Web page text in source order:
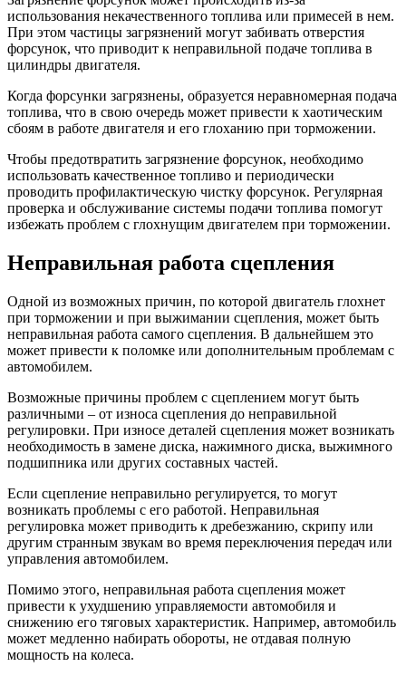
использования некачественного топлива или примесей в нем.
При этом частицы загрязнений могут забивать отверстия
форсунок, что приводит к неправильной подаче топлива в
цилиндры двигателя.
Когда форсунки загрязнены, образуется неравномерная подача
топлива, что в свою очередь может привести к хаотическим
сбоям в работе двигателя и его глоханию при торможении.
Чтобы предотвратить загрязнение форсунок, необходимо
использовать качественное топливо и периодически
проводить профилактическую чистку форсунок. Регулярная
проверка и обслуживание системы подачи топлива помогут
избежать проблем с глохнущим двигателем при торможении.
Неправильная работа сцепления
Одной из возможных причин, по которой двигатель глохнет
при торможении и при выжимании сцепления, может быть
неправильная работа самого сцепления. В дальнейшем это
может привести к поломке или дополнительным проблемам с
автомобилем.
Возможные причины проблем с сцеплением могут быть
различными – от износа сцепления до неправильной
регулировки. При износе деталей сцепления может возникать
необходимость в замене диска, нажимного диска, выжимного
подшипника или других составных частей.
Если сцепление неправильно регулируется, то могут
возникать проблемы с его работой. Неправильная
регулировка может приводить к дребезжанию, скрипу или
другим странным звукам во время переключения передач или
управления автомобилем.
Помимо этого, неправильная работа сцепления может
привести к ухудшению управляемости автомобиля и
снижению его тяговых характеристик. Например, автомобиль
может медленно набирать обороты, не отдавая полную
мощность на колеса.